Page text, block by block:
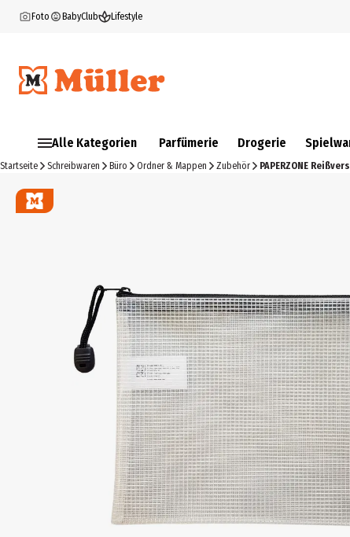
Foto BabyClub Lifestyle
Alle Kategorien Parfümerie Drogerie
Startseite Schreibwaren Büro Ordner & Mappen Zubehör PAPERZONE